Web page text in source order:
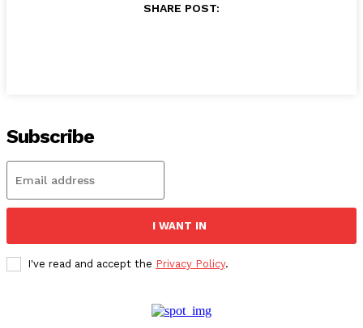
SHARE POST:
Subscribe
I WANT IN
I've read and accept the Privacy Policy.